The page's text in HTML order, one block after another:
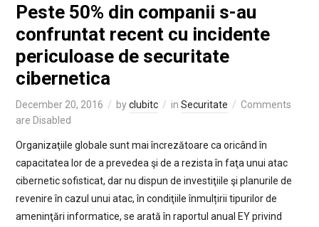
Peste 50% din companii s-au
confruntat recent cu incidente
periculoase de securitate
cibernetica
December 20, 2016 byclubitc in Securitate
Comments
are Disabled
Organizaţiile globale sunt mai încrezătoare ca oricând în
capacitatea lor de a prevedea şi de a rezista în faţa unui atac
cibernetic sofisticat, dar nu dispun de investiţiile şi planurile de
revenire în cazul unui atac, în condiţiile înmulțirii tipurilor de
ameninţări informatice, se arată în raportul anual EY privind